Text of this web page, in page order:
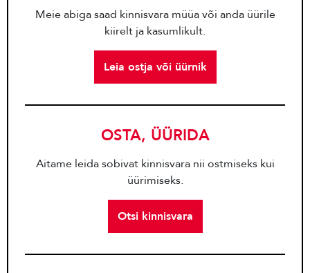
Meie abiga saad kinnisvara müüa või anda üürile
kiirelt ja kasumlikult.
Leia ostja või üürnik
OSTA, ÜÜRIDA
Aitame leida sobivat kinnisvara nii ostmiseks kui
üürimiseks.
Otsi kinnisvara